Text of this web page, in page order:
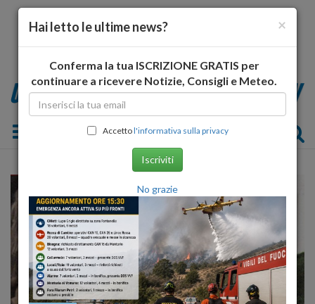
Toggle navigation
×
Hai letto le ultime news?
Conferma la tua ISCRIZIONE GRATIS per
continuare a ricevere Notizie, Consigli e Meteo.
Accettol'informativa sulla privacy
Iscriviti
No grazie